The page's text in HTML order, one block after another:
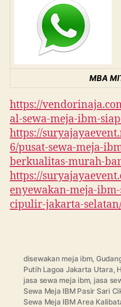
MBA
https://
al-sewa-meja-ibm-
https://
6/pusat-sewa-meja-
berkualitas-murah-
https://
enyewakan-meja-
cipulir-jakarta-
disewakan meja ibm,
Putih Lagoa Jakarta Utara,
jasa sewa meja ibm, jasa
Sewa Meja IBM Pasir Sari
Sewa Meja IBM Area